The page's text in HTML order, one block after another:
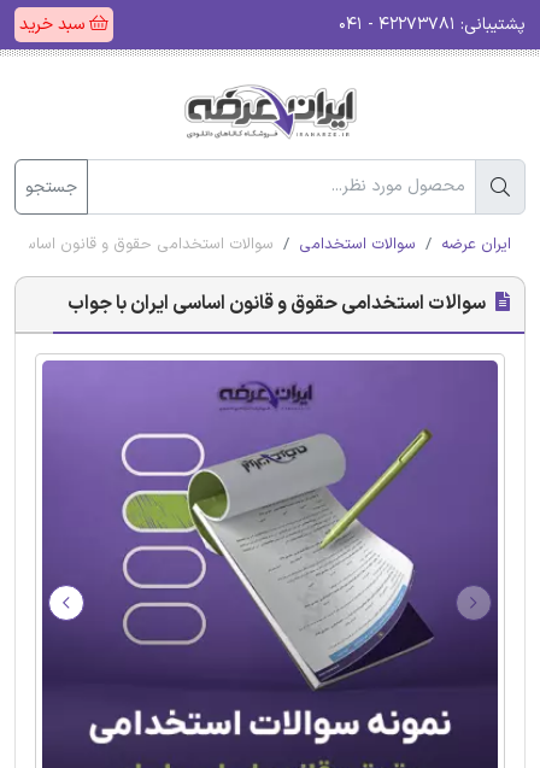
پشتیبانی: سبد خرید
جستجو
ایران عرضه سوالات استخدامی سوالات استخدامی حقوق و قانون اساسی
سوالات استخدامی حقوق و قانون اساسی ایران با جواب